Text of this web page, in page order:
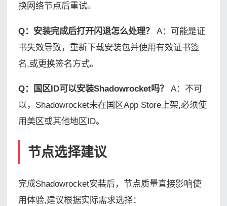
换网络节点后重试。
Q：安装完成后打开闪退怎么处理？
A：可能是证
书失效导致，重新下载安装包并使用有效证书签
名,或更换签名方式。
Q：国区ID可以安装Shadowrocket吗？
A：不可
以，Shadowrocket未在国区App Store上架,必须使
用美区或其他地区ID。
节点选择建议
完成Shadowrocket安装后，节点质量直接影响使
用体验,建议根据实际需求选择：